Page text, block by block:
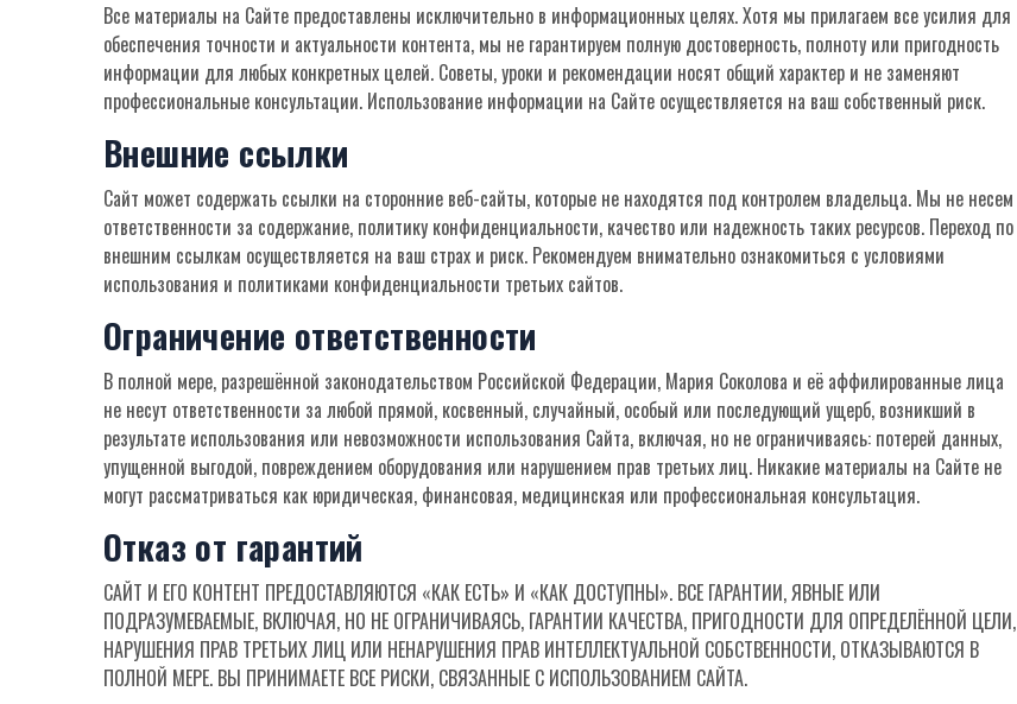
Все материалы на Сайте предоставлены исключительно в информационных целях. Хотя мы прилагаем все усилия для
обеспечения точности и актуальности контента, мы не гарантируем полную достоверность, полноту или пригодность
информации для любых конкретных целей. Советы, уроки и рекомендации носят общий характер и не заменяют
профессиональные консультации. Использование информации на Сайте осуществляется на ваш собственный риск.
Внешние ссылки
Сайт может содержать ссылки на сторонние веб-сайты, которые не находятся под контролем владельца. Мы не несем
ответственности за содержание, политику конфиденциальности, качество или надежность таких ресурсов. Переход по
внешним ссылкам осуществляется на ваш страх и риск. Рекомендуем внимательно ознакомиться с условиями
использования и политиками конфиденциальности третьих сайтов.
Ограничение ответственности
В полной мере, разрешённой законодательством Российской Федерации, Мария Соколова и её аффилированные лица
не несут ответственности за любой прямой, косвенный, случайный, особый или последующий ущерб, возникший в
результате использования или невозможности использования Сайта, включая, но не ограничиваясь: потерей данных,
упущенной выгодой, повреждением оборудования или нарушением прав третьих лиц. Никакие материалы на Сайте не
могут рассматриваться как юридическая, финансовая, медицинская или профессиональная консультация.
Отказ от гарантий
САЙТ И ЕГО КОНТЕНТ ПРЕДОСТАВЛЯЮТСЯ «КАК ЕСТЬ» И «КАК ДОСТУПНЫ». ВСЕ ГАРАНТИИ, ЯВНЫЕ ИЛИ
ПОДРАЗУМЕВАЕМЫЕ, ВКЛЮЧАЯ, НО НЕ ОГРАНИЧИВАЯСЬ, ГАРАНТИИ КАЧЕСТВА, ПРИГОДНОСТИ ДЛЯ ОПРЕДЕЛЁННОЙ ЦЕЛИ,
НАРУШЕНИЯ ПРАВ ТРЕТЬИХ ЛИЦ ИЛИ НЕНАРУШЕНИЯ ПРАВ ИНТЕЛЛЕКТУАЛЬНОЙ СОБСТВЕННОСТИ, ОТКАЗЫВАЮТСЯ В
ПОЛНОЙ МЕРЕ. ВЫ ПРИНИМАЕТЕ ВСЕ РИСКИ, СВЯЗАННЫЕ С ИСПОЛЬЗОВАНИЕМ САЙТА.